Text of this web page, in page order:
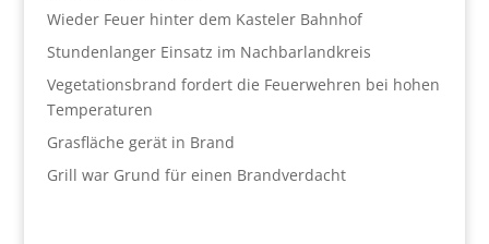
Wieder Feuer hinter dem Kasteler Bahnhof
Stundenlanger Einsatz im Nachbarlandkreis
Vegetationsbrand fordert die Feuerwehren bei hohen
Temperaturen
Grasfläche gerät in Brand
Grill war Grund für einen Brandverdacht